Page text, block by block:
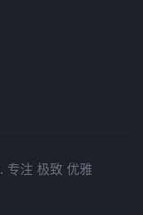
. 专注 极致 优雅